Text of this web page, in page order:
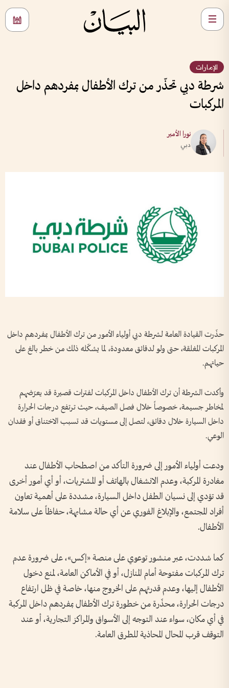
الإمارات
شرطة دبي تحذّر من ترك الأطفال بمفردهم داخل
المركبات
نورا الأمير
دبي
حذّرت القيادة العامة لشرطة دبي أولياء الأمور من ترك الأطفال بمفردهم داخل
المركبات المغلقة، حتى ولو لدقائق معدودة، لما يشكّله ذلك من خطر بالغ على
حياتهم.
وأكدت الشرطة أن ترك الأطفال داخل المركبات لفترات قصيرة قد يعرّضهم
لمخاطر جسيمة، خصوصاً خلال فصل الصيف، حيث ترتفع درجات الحرارة
داخل السيارة خلال دقائق، لتصل إلى مستويات قد تسبب الاختناق أو فقدان
الوعي.
ودعت أولياء الأمور إلى ضرورة التأكد من اصطحاب الأطفال عند
مغادرة المركبة، وعدم الانشغال بالهاتف أو المشتريات، أو أي أمور أخرى
قد تؤدي إلى نسيان الطفل داخل السيارة، مشددة على أهمية تعاون
أفراد المجتمع، والإبلاغ الفوري عن أي حالة مشابهة، حفاظاً على سلامة
الأطفال.
كما شددت، عبر منشور توعوي على منصة «إكس»، على ضرورة عدم
ترك المركبات مفتوحة أمام المنازل، أو في الأماكن العامة، لمنع دخول
الأطفال إليها، وعدم قدرتهم على الخروج منها، خاصة في ظل ارتفاع
درجات الحرارة، محذّرة من خطورة ترك الأطفال بمفردهم داخل المركبة
في أي مكان، سواء عند التوجه إلى الأسواق والمراكز التجارية، أو عند
التوقف قرب المحال المحاذية للطرق العامة.